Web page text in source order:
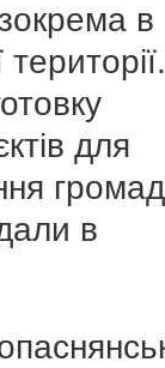
в
для
в